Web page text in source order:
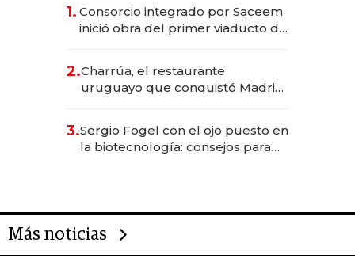
1. Consorcio integrado por Saceem
inició obra del primer viaducto de
millones
2.Charrúa, el restaurante
uruguayo que conquistó Madrid:
anticipación y prepara apertura
3.Sergio Fogel con el ojo puesto en
la biotecnología: consejos para
Más noticias